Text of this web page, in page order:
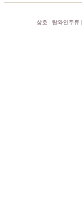
상호 : 탑와인주류